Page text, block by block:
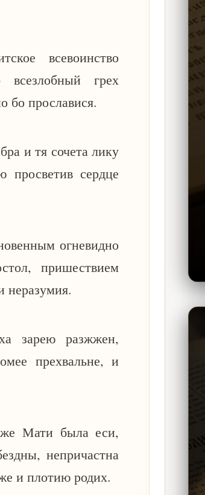
всевоинство
грех
бо прославися.
и тя сочета лику
просветив сердце
огневидно
пришествием
неразумия.
зарею разжжен,
прехвальне, и
Мати была еси,
непричастна
и плотию родих.